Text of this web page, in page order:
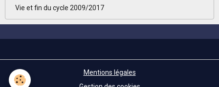
Vie et fin du cycle 2009/2017
Mentions légales